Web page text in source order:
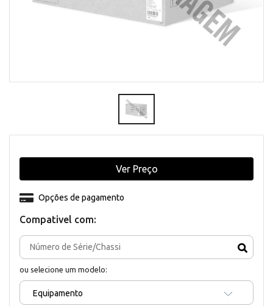
Compativel com:
ou selecione um modelo:
Equipamento
Opções de pagamento
Ver Preço